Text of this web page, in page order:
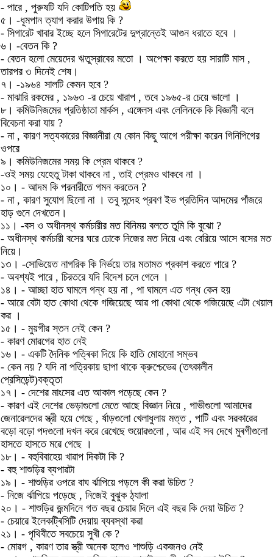
- পারে , পুরুষটি যদি কোটিপতি হয়
৫। -ধূমপান ত্যাগ করার উপায় কি ?
- সিগারেট খাবার ইচ্ছে হলে সিগারেটের দুপ্রান্তেই আগুন ধরাতে হবে ।
৬। -বেতন কি ?
- বেতন হলো মেয়েদের ঋতুস্রাবের মতো । অপেক্ষা করতে হয় সারাটি মাস ,
তারপর ৩ দিনেই শেষ।
৭। -১৯৬৪ সালটি কেমন হবে ?
- মাঝারি রকমের , ১৯৬৩ -র চেয়ে খারাপ , তবে ১৯৬৫-র চেয়ে ভালো ।
৮। কমিউনিজমের প্রতিষ্ঠাতা মার্কস , এঙ্গেলস এবং লেলিনকে কি বিজ্ঞানী বলে
বিবেচনা করা যায় ?
- না , কারণ সত্যকারের বিজ্ঞানীরা যে কোন কিছু আগে পরীক্ষা করেন গিনিপিগের
ওপরে
৯। কমিউনিজমের সময় কি প্রেম থাকবে ?
-ওই সময় যেহেতু টাকা থাকবে না , তাই প্রেমও থাকবে না ।
১০। - আদম কি পরনারীতে গমন করতেন ?
- না , কারণ সুযোগ ছিলো না । তবু সন্দেহ প্রবণ ইভ প্রতিদিন আদমের পাঁজরে
হাড় গুনে দেখতেন।
১১। -বস ও অধীনস্থ কর্মচারীর মত বিনিময় বলতে তুমি কি বুঝো ?
- অধীনস্থ কর্মচারী বসের ঘরে ঢোকে নিজের মত নিয়ে এবং বেরিয়ে আসে বসের মত
নিয়ে।
১৩। -সোভিয়েত নাগরিক কি নির্ভয়ে তার মতামত প্রকাশ করতে পারে ?
- অবশ্যই পারে , চিরতরে যদি বিদেশ চলে গেলে ।
১৪। - আচ্ছা হাত ঘামলে গন্ধ হয় না , পা ঘামলে এত গন্ধ কেন হয়
- আৱে বেটা হাত কোথা থেকে গজিয়েছে আৱ পা কোথা থেকে গজিয়েছে এটা খেয়াল
কৱ ।
১৫। - মুয়গীৱ স্তন নেই কেন ?
- কাৱণ মোৱগেৱ হাত নেই
১৬। - একটি দৈনিক পত্ৰিকা দিয়ে কি হাতি মোহানো সম্ভব
- কেন নয় ? যদি না পত্রিকায় ছাপা থাকে ক্রুশ্চেভেৱ (তৎকালীন
প্রেসিডেন্ট)বক্তৃতা
১৭। - দেশেৱ মাংসেৱ এত আকাল পড়েছে কেন ?
- কাৱণ এই দেশেৱ ভেড়াগুলো মেতে আছে বিজ্ঞান নিয়ে , গাভীগুলো আমাদেৱ
জেনাৱেলদেৱ স্ত্রী হয়ে গেছে , র্ষাড়গুলো খেলাধুলায় মত্ত , পাটিঁ এবং সৱকাৱেৱ
বড়ো বড়ো পদগুলো দখল কৱে ৱেখেছে শুয়োৱগুলো , আৱ এই সব দেখে মুৰগীগুলো
হাসতে হাসতে মৱে গেছে ।
১৮। - বহুবিবাহেয় খাৱাপ দিকটা কি ?
- বহু শাশুড়িৱ ব্যপাৱটা
১৯। - শাশুড়িৱ ওপৱে বাঘ র্ঝাপিয়ে পড়লে কী কৱা উচিত ?
- নিজে র্ঝাপিয়ে পড়েছে , নিজেই বুঝুক ঠ্যালা
২০। - শাশুড়িৱ জন্মদিনে গত বছৱ চেয়াৱ দিলে এই বছৱ কি দেয়া উচিত ?
- চেয়াৱে ইলেকট্ৰিসিটি দেয়ায় ব্যবস্থা কৱা
২১। - পৃথিবীতে সবচেয়ে সুখী কে ?
- মোৱগ , কাৱণ তাৱ স্ত্রী অনেক হলেও শাশুড়ি একজনও নেই